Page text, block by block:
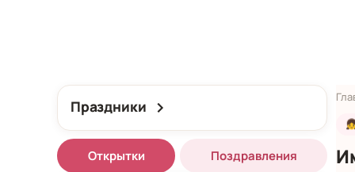
Праздники
Открытки Поздравления